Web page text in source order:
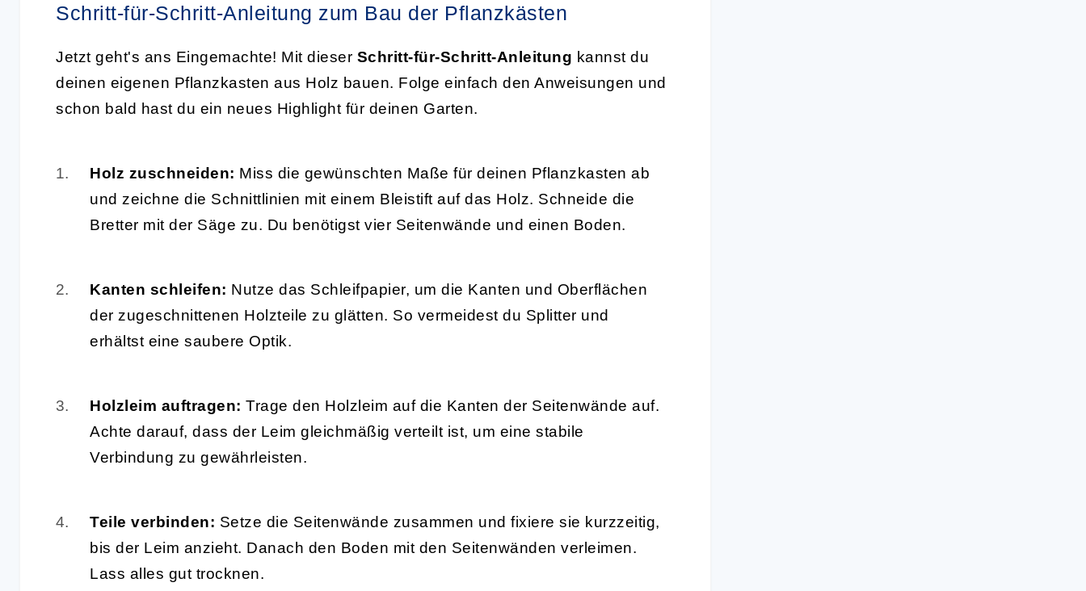
Schritt-für-Schritt-Anleitung zum Bau der Pflanzkästen
Jetzt geht's ans Eingemachte! Mit dieser Schritt-für-Schritt-Anleitung kannst du
deinen eigenen Pflanzkasten aus Holz bauen. Folge einfach den Anweisungen und
schon bald hast du ein neues Highlight für deinen Garten.
Holz zuschneiden: Miss die gewünschten Maße für deinen Pflanzkasten ab
und zeichne die Schnittlinien mit einem Bleistift auf das Holz. Schneide die
Bretter mit der Säge zu. Du benötigst vier Seitenwände und einen Boden.
Kanten schleifen: Nutze das Schleifpapier, um die Kanten und Oberflächen
der zugeschnittenen Holzteile zu glätten. So vermeidest du Splitter und
erhältst eine saubere Optik.
Holzleim auftragen: Trage den Holzleim auf die Kanten der Seitenwände auf.
Achte darauf, dass der Leim gleichmäßig verteilt ist, um eine stabile
Verbindung zu gewährleisten.
Teile verbinden: Setze die Seitenwände zusammen und fixiere sie kurzzeitig,
bis der Leim anzieht. Danach den Boden mit den Seitenwänden verleimen.
Lass alles gut trocknen.